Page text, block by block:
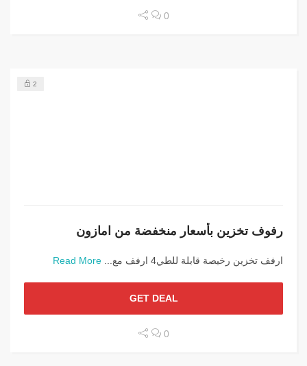
0
2
رفوف تخزين بأسعار منخفضة من امازون
ارفف تخزين رخيصة قابلة للطي4 ارفف مع... Read More
GET DEAL
0